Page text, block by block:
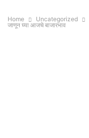
Home Uncategorized
जाणून घ्या आजचे बाजारभाव